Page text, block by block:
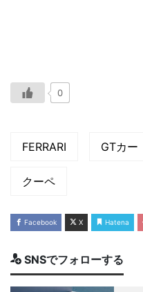
0
FERRARI GTカー
クーペ
Facebook X Hatena
SNSでフォローする